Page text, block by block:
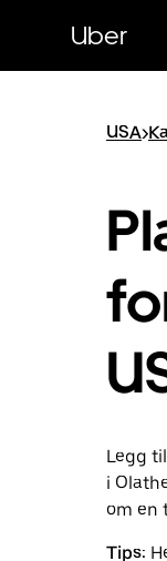
hovedinnholdet
Uber
USA>
Legg
i
om en
Tips: